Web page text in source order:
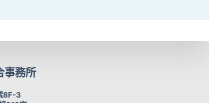
事務所
8F-3